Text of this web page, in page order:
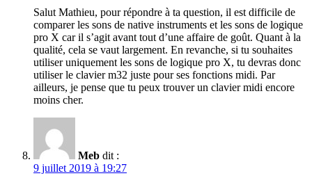
Salut Mathieu, pour répondre à ta question, il est difficile de
comparer les sons de native instruments et les sons de logique
pro X car il s’agit avant tout d’une affaire de goût. Quant à la
qualité, cela se vaut largement. En revanche, si tu souhaites
utiliser uniquement les sons de logique pro X, tu devras donc
utiliser le clavier m32 juste pour ses fonctions midi. Par
ailleurs, je pense que tu peux trouver un clavier midi encore
moins cher.
Meb dit :
9 juillet 2019 à 19:27